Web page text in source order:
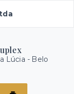
Lúcia - Belo